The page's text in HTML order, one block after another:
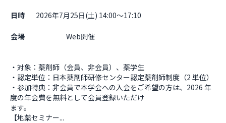
日時 2026年7月25日(土) 14:00～17:10
会場
・対象：薬剤師（会員、非会員）、薬学生
・認定単位：日本薬剤師研修センター認定薬剤師制度（2 単位）
・参加特典：非会員で本学会への入会をご希望の方は、2026 年
度の年会費を無料として会員登録いただけ
ます。
【地薬セミナー...